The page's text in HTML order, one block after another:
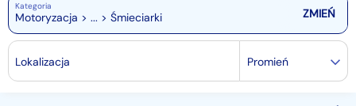
Kategoria
Motoryzacja > ... > Śmieciarki
Lokalizacja Promień